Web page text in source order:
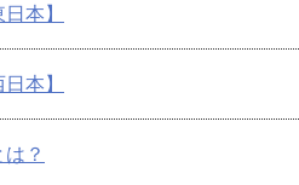
本】
本】
？